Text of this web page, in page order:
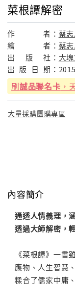
菜根譚解密
作 者： 蔡
繪
者： 蔡
出
版 社： 大
出 版 日 期：
刷誠品聯名卡 ，
大量採購團購專區
內容簡介
通透人情義理，
透過大師解密，
《菜根譚》一書
應物、人生智慧
糅合了儒家中庸